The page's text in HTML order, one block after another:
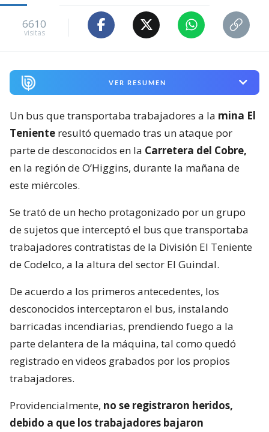
6610
visitas
VER RESUMEN
Un bus que transportaba trabajadores a la mina El
Teniente resultó quemado tras un ataque por
parte de desconocidos en la Carretera del Cobre,
en la región de O’Higgins, durante la mañana de
este miércoles.
Se trató de un hecho protagonizado por un grupo
de sujetos que interceptó el bus que transportaba
trabajadores contratistas de la División El Teniente
de Codelco, a la altura del sector El Guindal.
De acuerdo a los primeros antecedentes, los
desconocidos interceptaron el bus, instalando
barricadas incendiarias, prendiendo fuego a la
parte delantera de la máquina, tal como quedó
registrado en videos grabados por los propios
trabajadores.
Providencialmente, no se registraron heridos,
debido a que los trabajadores bajaron